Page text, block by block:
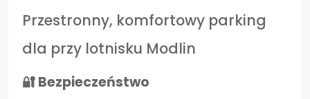
Przestronny, komfortowy parking
dla przy lotnisku Modlin
🔐 Bezpieczeństwo